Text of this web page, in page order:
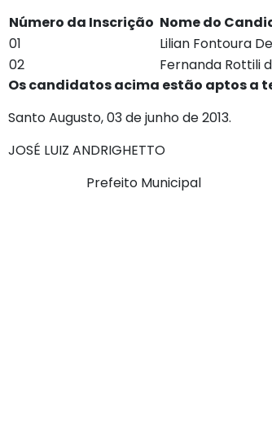
Número da Inscrição Nome do
01
Lilian Fontoura
02
Fernanda Rottili
Os candidatos acima estão aptos a
Santo Augusto, 03 de junho de 2013.
JOSÉ LUIZ ANDRIGHETTO
Prefeito Municipal